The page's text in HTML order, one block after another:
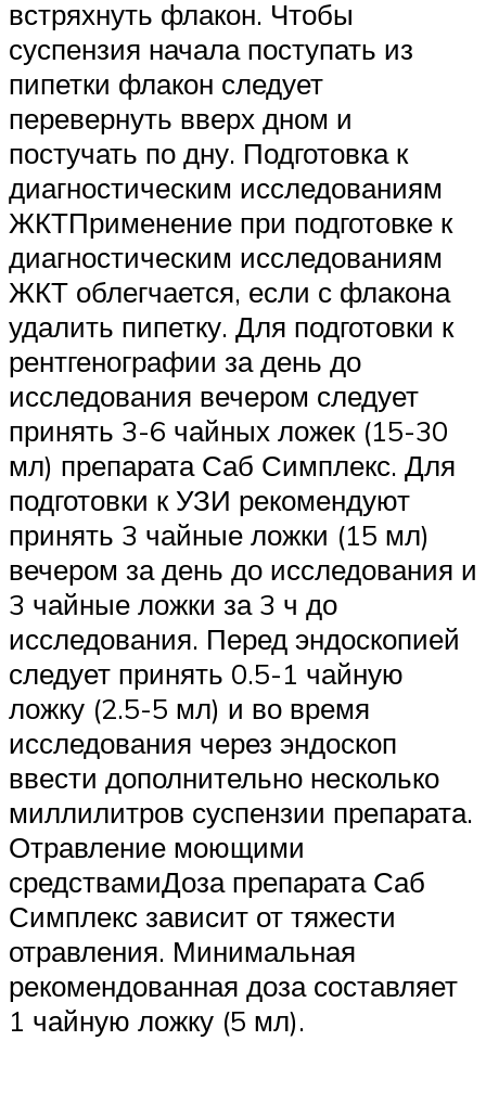
встряхнуть флакон. Чтобы
суспензия начала поступать из
пипетки флакон следует
перевернуть вверх дном и
постучать по дну. Подготовка к
диагностическим исследованиям
ЖКТПрименение при подготовке к
диагностическим исследованиям
ЖКТ облегчается, если с флакона
удалить пипетку. Для подготовки к
рентгенографии за день до
исследования вечером следует
принять 3-6 чайных ложек (15-30
мл) препарата Саб Симплекс. Для
подготовки к УЗИ рекомендуют
принять 3 чайные ложки (15 мл)
вечером за день до исследования и
3 чайные ложки за 3 ч до
исследования. Перед эндоскопией
следует принять 0.5-1 чайную
ложку (2.5-5 мл) и во время
исследования через эндоскоп
ввести дополнительно несколько
миллилитров суспензии препарата.
Отравление моющими
средствамиДоза препарата Саб
Симплекс зависит от тяжести
отравления. Минимальная
рекомендованная доза составляет
1 чайную ложку (5 мл).